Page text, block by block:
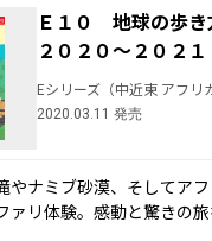
Ｅ１０ 地球の歩
２０２０～２０２１
Eシリーズ（中近東 アフリ
2020.03.11 発売
やナミブ砂漠、そしてア
ァリ体験。感動と驚きの旅